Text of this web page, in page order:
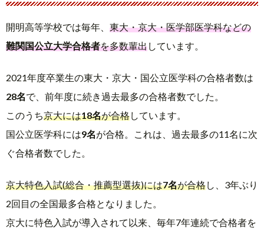
開明高等学校では毎年、 東大・京大・医学部医学科などの
難関国公立大学合格者を多数輩出しています。
2021年度卒業生の東大・京大・国公立医学科の合格者数は
28名で、前年度に続き過去最多の合格者数でした。
このうち京大には18名が合格しています。
国公立医学科には9名が合格。これは、過去最多の11名に次
ぐ合格者数でした。
京大特色入試(総合・推薦型選抜)には7名が合格し、3年ぶり
2回目の全国最多合格となりました。
京大に特色入試が導入されて以来、毎年7年連続で合格者を